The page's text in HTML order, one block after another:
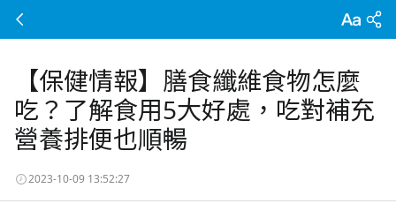
【保健情報】膳食纖維食物怎麼
吃？了解食用5大好處，吃對補充
營養排便也順暢
2023-10-09 13:52:27